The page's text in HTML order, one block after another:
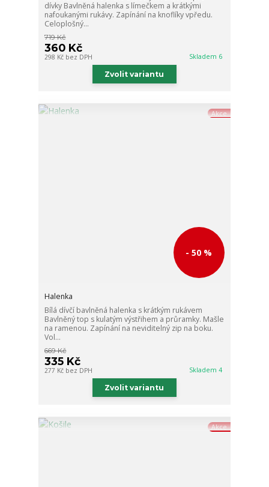
dívky Bavlněná halenka s límečkem a krátkými
nafoukanými rukávy. Zapínání na knoflíky vpředu.
Celoplošný...
719 Kč
360 Kč
298 Kč bez DPH Skladem 6
Zvolit variantu
Akce
- 50 %
Halenka
Bílá dívčí bavlněná halenka s krátkým rukávem
Bavlněný top s kulatým výstřihem a průramky. Mašle
na ramenou. Zapínání na neviditelný zip na boku.
Vol...
669 Kč
335 Kč
277 Kč bez DPH Skladem 4
Zvolit variantu
Akce